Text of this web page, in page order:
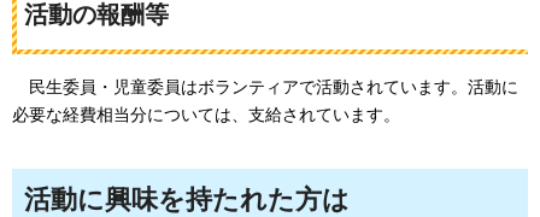
活動の報酬等
民生委員・児童委員はボランティアで活動されています。活動に
必要な経費相当分については、支給されています。
活動に興味を持たれた方は